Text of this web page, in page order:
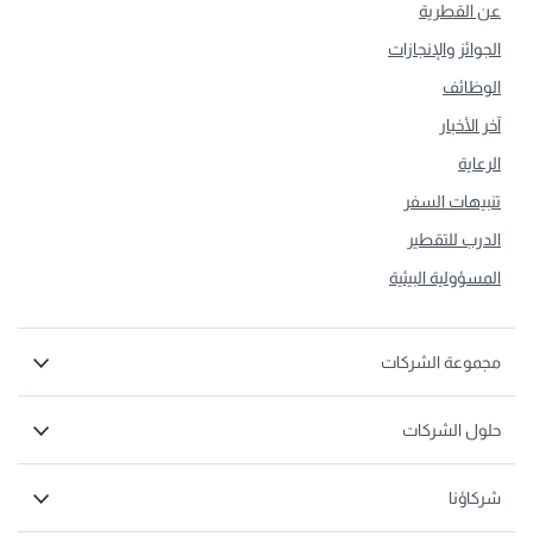
عن القطرية
الجوائز والإنجازات
الوظائف
آخر الأخبار
الرعاية
تنبيهات السفر
الدرب للتقطير
المسؤولية البيئية
مجموعة الشركات
حلول الشركات
شركاؤنا